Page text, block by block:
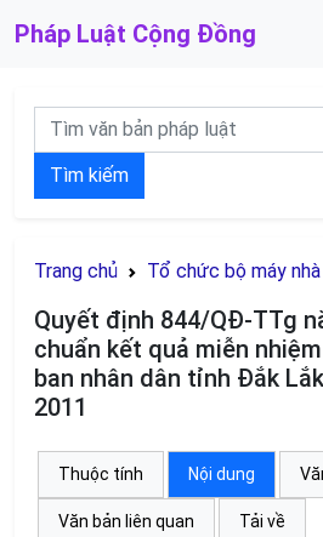
Pháp Luật Cộng Đồng
Tìm kiếm
Trang chủ Tổ chức bộ máy
Quyết định 844/QĐ-TTg
chuẩn kết quả miễn
ban nhân dân tỉnh Đắk
2011
Thuộc tính Nội dung
Văn bản liên quan Tải về